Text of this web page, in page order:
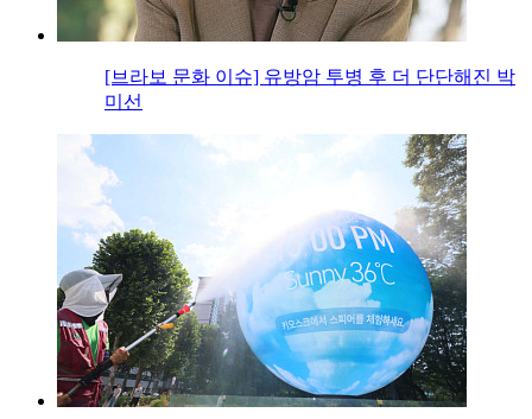
[브라보 문화 이슈] 유방암 투병 후 더 단단해진 박
미선